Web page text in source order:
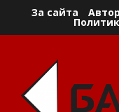
За сайта